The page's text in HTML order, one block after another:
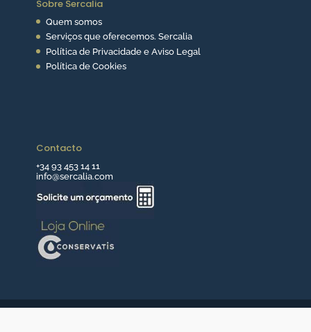
Sobre Sercalia
Quem somos
Serviços que oferecemos. Sercalia
Política de Privacidade e Aviso Legal
Política de Cookies
Contacto
+34 93 453 14 11
info@sercalia.com